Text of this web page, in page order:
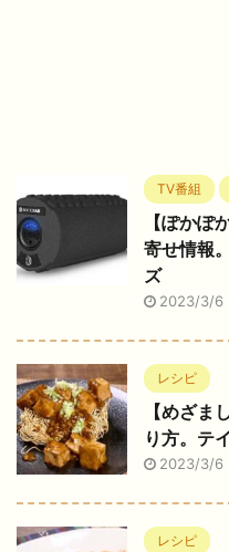
TV番組
【ぽかぽ
寄せ情報
ズ
2023/3/6
レシピ
【めざま
り方。テ
2023/3/6
レシピ